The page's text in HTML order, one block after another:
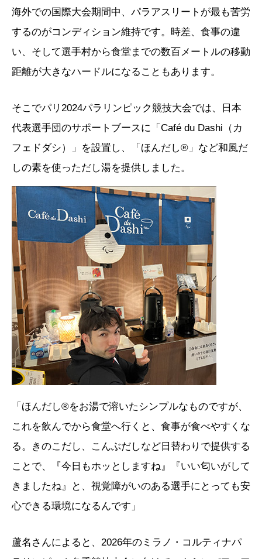
海外での国際大会期間中、パラアスリートが最も苦労
するのがコンディション維持です。時差、食事の違
い、そして選手村から食堂までの数百メートルの移動
距離が大きなハードルになることもあります。
そこでパリ2024パラリンピック競技大会では、日本
代表選手団のサポートブースに「Café du Dashi（カ
フェドダシ）」を設置し、「ほんだし®」など和風だ
しの素を使っただし湯を提供しました。
「ほんだし®をお湯で溶いたシンプルなものですが、
これを飲んでから食堂へ行くと、食事が食べやすくな
る。きのこだし、こんぶだしなど日替わりで提供する
ことで、『今日もホッとしますね』『いい匂いがして
きましたね』と、視覚障がいのある選手にとっても安
心できる環境になるんです」
蘆名さんによると、2026年のミラノ・コルティナパ